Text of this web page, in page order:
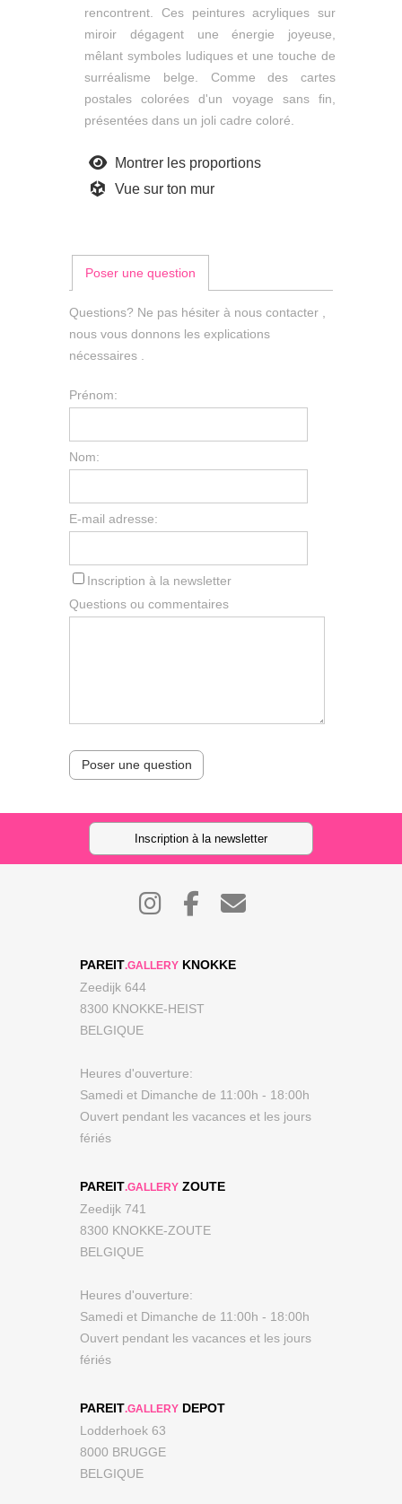
rencontrent. Ces peintures acryliques sur
miroir dégagent une énergie joyeuse,
mêlant symboles ludiques et une touche de
surréalisme belge. Comme des cartes
postales colorées d'un voyage sans fin,
présentées dans un joli cadre coloré.
Montrer les proportions
Vue sur ton mur
Poser une question
Questions? Ne pas hésiter à nous contacter ,
nous vous donnons les explications
nécessaires .
Prénom:
Nom:
E-mail adresse:
Inscription à la newsletter
Questions ou commentaires
Poser une question
Inscription à la newsletter
PAREIT.GALLERY KNOKKE
Zeedijk 644
8300 KNOKKE-HEIST
BELGIQUE
Heures d'ouverture:
Samedi et Dimanche de 11:00h - 18:00h
Ouvert pendant les vacances et les jours
fériés
PAREIT.GALLERY ZOUTE
Zeedijk 741
8300 KNOKKE-ZOUTE
BELGIQUE
Heures d'ouverture:
Samedi et Dimanche de 11:00h - 18:00h
Ouvert pendant les vacances et les jours
fériés
PAREIT.GALLERY DEPOT
Lodderhoek 63
8000 BRUGGE
BELGIQUE